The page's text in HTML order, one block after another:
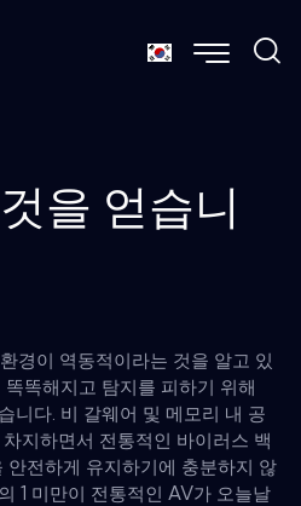
을 얻습니
경이 역동적이라는 것을 알고 있
똑해지고 탐지를 피하기 위해
니다. 비 갈웨어 및 메모리 내 공
지하면서 전통적인 바이러스 백
전하게 유지하기에 충분하지 않
1 미만이 전통적인 AV가 오늘날